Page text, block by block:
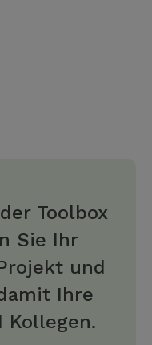
Toolbox
Sie Ihr
und
Ihre
Kollegen.